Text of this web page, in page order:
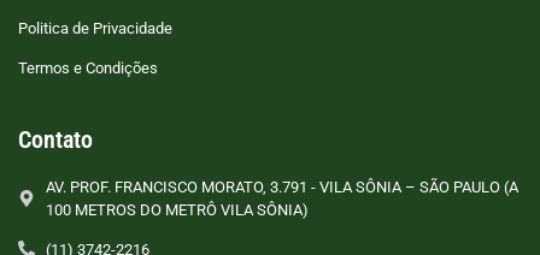
Politica de Privacidade
Termos e Condições
Contato
AV. PROF. FRANCISCO MORATO, 3.791 - VILA SÔNIA – SÃO PAULO (A
100 METROS DO METRÔ VILA SÔNIA)
(11) 3742-2216